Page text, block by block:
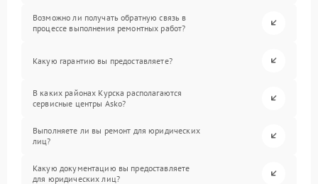
Возможно ли получать обратную связь в
процессе выполнения ремонтных работ?
Какую гарантию вы предоставляете?
В каких районах Курска располагаются
сервисные центры Asko?
Выполняете ли вы ремонт для юридических
лиц?
Какую документацию вы предоставляете
для юридических лиц?